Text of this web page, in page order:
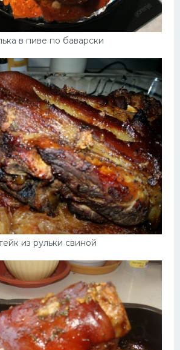
в пиве по баварски
из рульки свиной